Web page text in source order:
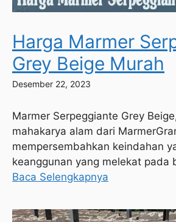
Harga Marmer
Grey Beige Murah
Desember 22, 2023
Marmer Serpeggiante Grey
mahakarya alam dari
mempersembahkan keindahan
keanggunan yang melekat pada
Baca Selengkapnya